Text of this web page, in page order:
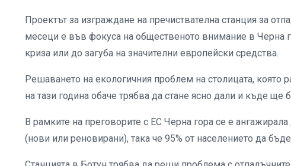
Проектът за изграждане на пречиствателна станция за
месеци е във фокуса на общественото внимание в Черна
криза или до загуба на значителни европейски средства.
Решаването на екологичния проблем на столицата, която
на тази година обаче трябва да стане ясно дали и къде
В рамките на преговорите с ЕС Черна гора се е
(нови или реновирани), така че 95% от населението да